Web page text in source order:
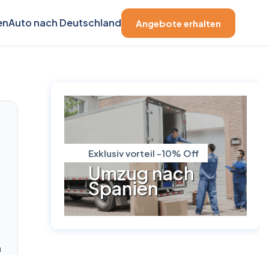
Auto nach Deutschland Angebote erhalten
Exklusiv vorteil -10% Off
Umzug nach
Spanien